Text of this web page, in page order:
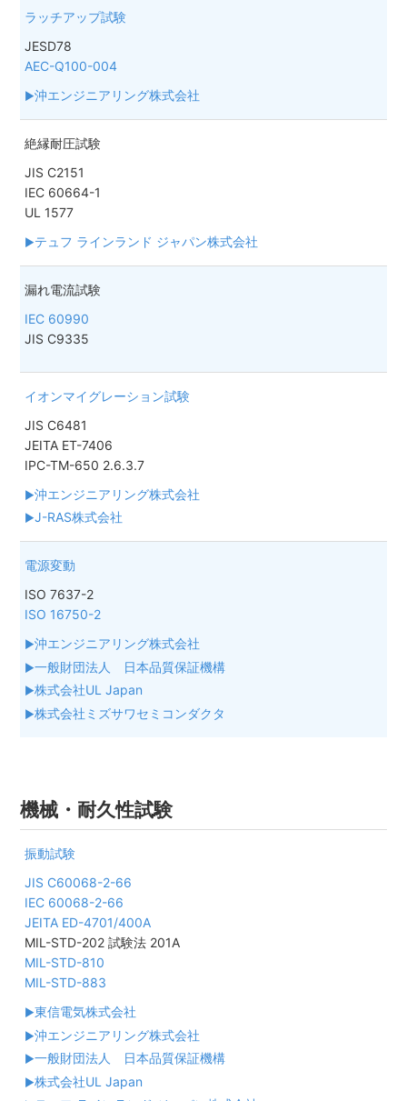
ラッチアップ試験
JESD78
AEC-Q100-004
沖エンジニアリング株式会社
絶縁耐圧試験
JIS C2151
IEC 60664-1
UL 1577
テュフ ラインランド ジャパン株式会社
漏れ電流試験
IEC 60990
JIS C9335
イオンマイグレーション試験
JIS C6481
JEITA ET-7406
IPC-TM-650 2.6.3.7
沖エンジニアリング株式会社
J-RAS株式会社
電源変動
ISO 7637-2
ISO 16750-2
沖エンジニアリング株式会社
一般財団法人 日本品質保証機構
株式会社UL Japan
株式会社ミズサワセミコンダクタ
機械・耐久性試験
振動試験
JIS C60068-2-66
IEC 60068-2-66
JEITA ED-4701/400A
MIL-STD-202 試験法 201A
MIL-STD-810
MIL-STD-883
東信電気株式会社
沖エンジニアリング株式会社
一般財団法人 日本品質保証機構
株式会社UL Japan